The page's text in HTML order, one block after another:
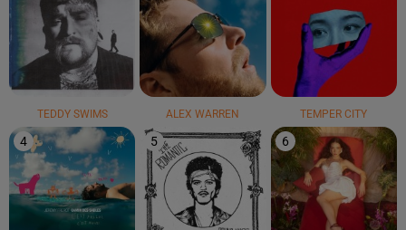
TEDDY SWIMS ALEX WARREN TEMPER CITY
4 5 6